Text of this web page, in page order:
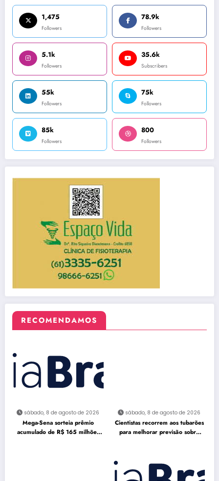
1,475
Followers
78.9k
Followers
5.1k
Followers
35.6k
Subscribers
55k
Followers
75k
Followers
85k
Followers
800
Followers
RECOMENDAMOS
sábado, 8 de agosto de 2026
Mega-Sena sorteia prêmio
acumulado de R$ 165 milhões
sábado, 8 de agosto de 2026
Cientistas recorrem aos tubarões
para melhorar previsão sobre